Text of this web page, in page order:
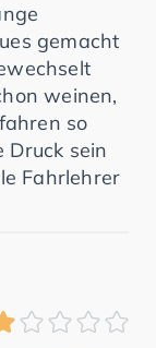
gemacht
weinen,
so
Druck sein
Fahrlehrer